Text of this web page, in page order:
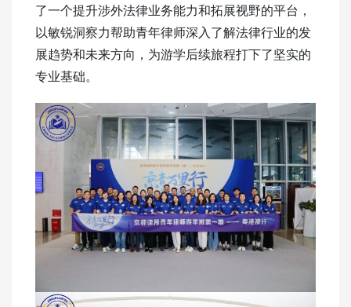
了一个提升涉外法律业务能力和拓展视野的平台，
以敏锐洞察力帮助青年律师深入了解法律行业的发
展趋势和未来方向，为游学后续旅程打下了坚实的
专业基础。